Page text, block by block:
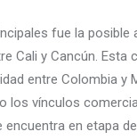
fue la posible
Cali y Cancún. Esta
entre Colombia y
los vínculos
encuentra en etapa